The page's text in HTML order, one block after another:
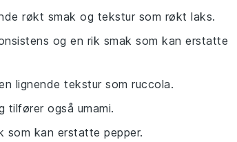
røkt smak og tekstur som røkt laks.
og en rik smak som kan erstatte
lignende tekstur som ruccola.
tilfører også umami.
som kan erstatte pepper.